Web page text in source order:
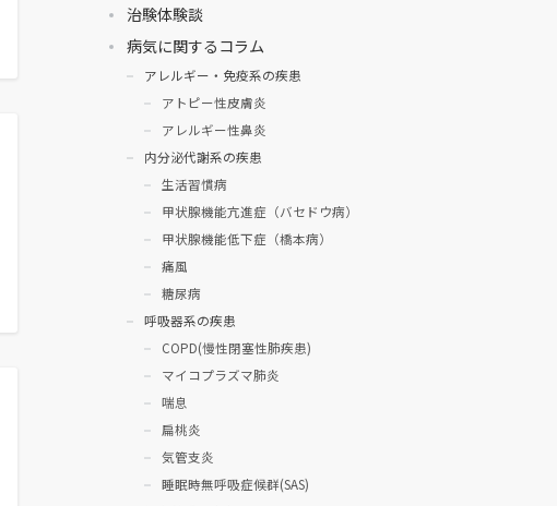
治験体験談
病気に関するコラム
アレルギー・免疫系の疾患
アトピー性皮膚炎
アレルギー性鼻炎
内分泌代謝系の疾患
生活習慣病
甲状腺機能亢進症（バセドウ病）
甲状腺機能低下症（橋本病）
痛風
糖尿病
呼吸器系の疾患
COPD(慢性閉塞性肺疾患)
マイコプラズマ肺炎
喘息
扁桃炎
気管支炎
睡眠時無呼吸症候群(SAS)